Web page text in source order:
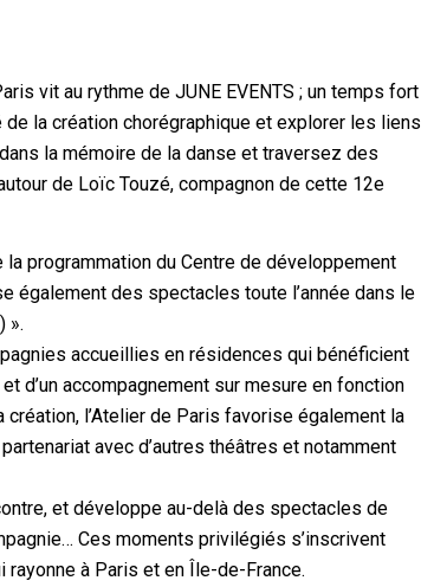
vit au rythme de JUNE EVENTS ; un temps fort
de la création chorégraphique et explorer les liens
la mémoire de la danse et traversez des
de Loïc Touzé, compagnon de cette 12e
programmation du Centre de développement
également des spectacles toute l’année dans le
».
accueillies en résidences qui bénéficient
d’un accompagnement sur mesure en fonction
l’Atelier de Paris favorise également la
avec d’autres théâtres et notamment
et développe au-delà des spectacles de
Ces moments privilégiés s’inscrivent
à Paris et en Île-de-France.